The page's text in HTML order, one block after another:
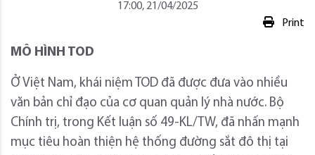
17:00, 21/04/2025
Print
MÔ HÌNH TOD
Ở Việt Nam, khái niệm TOD đã được đưa vào nhiều
văn bản chỉ đạo của cơ quan quản lý nhà nước. Bộ
Chính trị, trong Kết luận số 49-KL/TW, đã nhấn mạnh
mục tiêu hoàn thiện hệ thống đường sắt đô thị tại